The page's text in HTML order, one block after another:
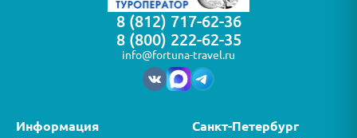
8 (812) 717-62-36
8 (800) 222-62-35
info@fortuna-travel.ru
Информация Санкт-Петербург